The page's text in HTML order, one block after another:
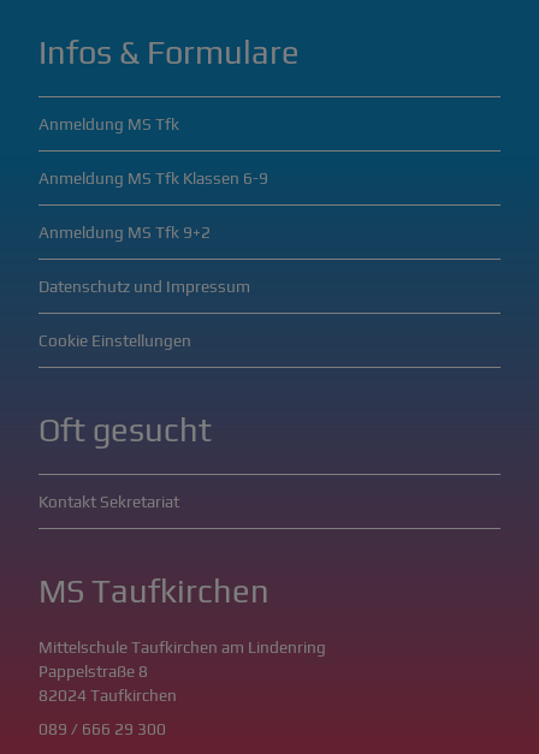
Infos & Formulare
Anmeldung MS Tfk
Anmeldung MS Tfk Klassen 6-9
Anmeldung MS Tfk 9+2
Datenschutz und Impressum
Cookie Einstellungen
Oft gesucht
Kontakt Sekretariat
MS Taufkirchen
Mittelschule Taufkirchen am Lindenring
Pappelstraße 8
82024 Taufkirchen
089 / 666 29 300